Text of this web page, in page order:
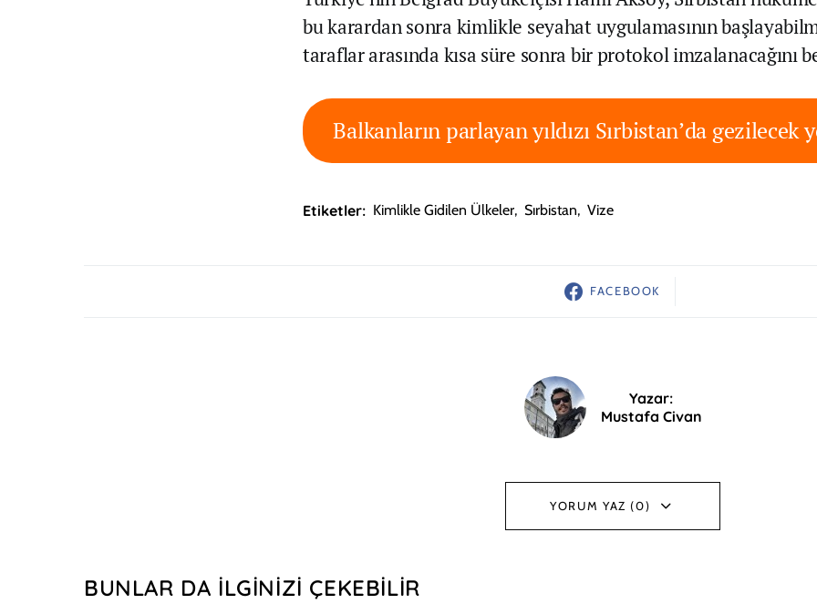
bu karardan sonra kimlikle seyahat uygulamasının
taraflar arasında kısa süre sonra bir protokol imzalanacağını
Balkanların parlayan yıldızı Sırbistan’da gezilecek
Etiketler: Kimlikle Gidilen Ülkeler, Sırbistan, Vize
FACEBOOK
Yazar:
Mustafa Civan
YORUM YAZ (0)
BUNLAR DA İLGINIZI ÇEKEBILIR